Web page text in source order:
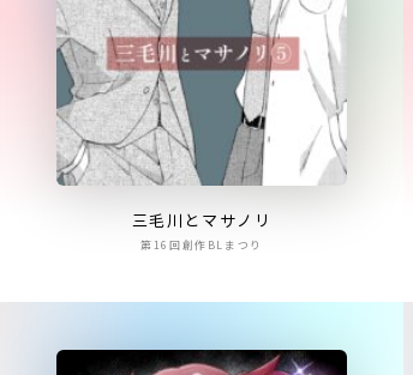
三毛川とマサノリ
第16回創作BLまつり